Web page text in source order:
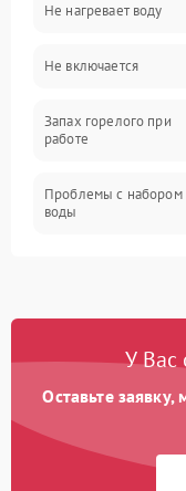
Программное
Не нагревает воду
Не включается
Запах горелого при
работе
Проблемы с набором
воды
Замена платы
У Вас
Оставьте